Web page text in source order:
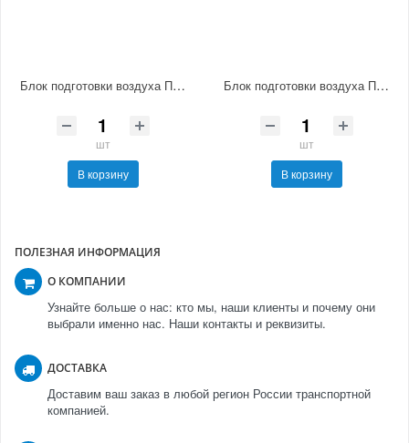
Блок подготовки воздуха П-ФРКВ1-25-АО
шт
В корзину
Блок подготовки воздуха П-ФРКВ1-25-5
шт
В корзину
ПОЛЕЗНАЯ ИНФОРМАЦИЯ
О КОМПАНИИ
Узнайте больше о нас: кто мы, наши клиенты и почему они
выбрали именно нас. Наши контакты и реквизиты.
ДОСТАВКА
Доставим ваш заказ в любой регион России транспортной
компанией.